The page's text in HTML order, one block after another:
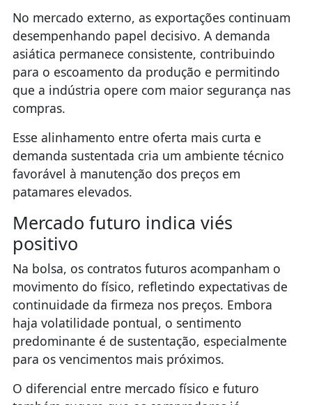
No mercado externo, as exportações continuam
desempenhando papel decisivo. A demanda
asiática permanece consistente, contribuindo
para o escoamento da produção e permitindo
que a indústria opere com maior segurança nas
compras.
Esse alinhamento entre oferta mais curta e
demanda sustentada cria um ambiente técnico
favorável à manutenção dos preços em
patamares elevados.
Mercado futuro indica viés
positivo
Na bolsa, os contratos futuros acompanham o
movimento do físico, refletindo expectativas de
continuidade da firmeza nos preços. Embora
haja volatilidade pontual, o sentimento
predominante é de sustentação, especialmente
para os vencimentos mais próximos.
O diferencial entre mercado físico e futuro